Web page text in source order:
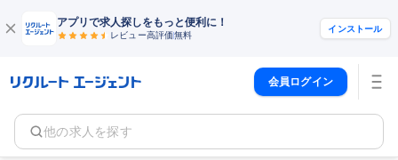
アプリで求人探しをもっと便利に！
レビュー高評価無料
インストール
会員ログイン
他の求人を探す